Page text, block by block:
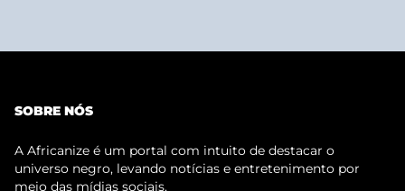
SOBRE NÓS
A Africanize é um portal com intuito de destacar o
universo negro, levando notícias e entretenimento por
meio das mídias sociais.